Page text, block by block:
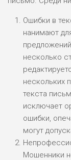
БЮДЖЕТ:
РИСКИ:
ДОХОД:
БЮДЖЕТ:
Ошибки в
нанимают
несколько
нескольких
текста
исключает
ошибки,
могут
Мошенники